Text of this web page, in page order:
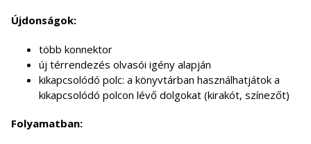
Újdonságok:
több konnektor
új térrendezés olvasói igény alapján
kikapcsolódó polc: a könyvtárban használhatjátok a
kikapcsolódó polcon lévő dolgokat (kirakót, színezőt)
Folyamatban: